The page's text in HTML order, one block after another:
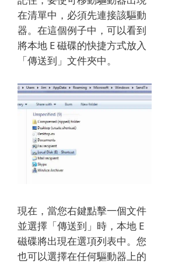
在清單中，必須先連接該驅動
器。在這個例子中，可以看到
將本地 E 磁碟的快捷方式放入
「傳送到」文件夾中。
現在，當您右鍵點擊一個文件
並選擇「傳送到」時，本地 E
磁碟將出現在選項列表中。您
也可以選擇在任何驅動器上的